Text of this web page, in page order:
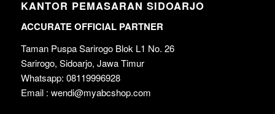
KANTOR PEMASARAN SIDOARJO
ACCURATE OFFICIAL PARTNER
Taman Puspa Sarirogo Blok L1 No. 26
Sarirogo, Sidoarjo, Jawa Timur
Whatsapp: 08119996928
Email : wendi@myabcshop.com